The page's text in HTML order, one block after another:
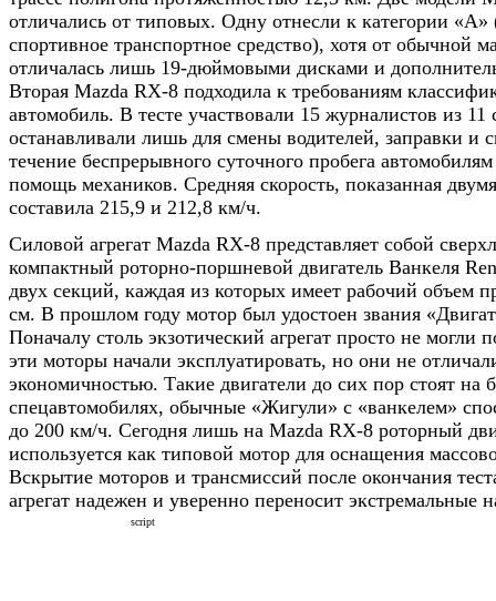
отличались от типовых. Одну отнесли к категории «А»
спортивное транспортное средство), хотя от обычной
отличалась лишь 19-дюймовыми дисками и
Вторая Mazda RX-8 подходила к требованиям
автомобиль. В тесте участвовали 15 журналистов из
останавливали лишь для смены водителей, заправки
течение беспрерывного суточного пробега
помощь механиков. Средняя скорость, показанная
составила 215,9 и 212,8 км/ч.
Силовой агрегат Mazda RX-8 представляет собой
компактный роторно-поршневой двигатель Ванкеля
двух секций, каждая из которых имеет рабочий объем
см. В прошлом году мотор был удостоен звания
Поначалу столь экзотический агрегат просто не могли
эти моторы начали эксплуатировать, но они не
экономичностью. Такие двигатели до сих пор стоят на
спецавтомобилях, обычные «Жигули» с «ванкелем»
до 200 км/ч. Сегодня лишь на Mazda RX-8 роторный
используется как типовой мотор для оснащения
Вскрытие моторов и трансмиссий после окончания
агрегат надежен и уверенно переносит экстремальные
script